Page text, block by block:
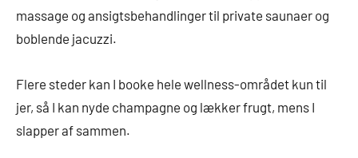
massage og ansigtsbehandlinger til private saunaer og
boblende jacuzzi.
Flere steder kan I booke hele wellness-området kun til
jer, så I kan nyde champagne og lækker frugt, mens I
slapper af sammen.